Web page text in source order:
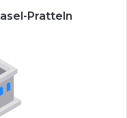
Pratteln